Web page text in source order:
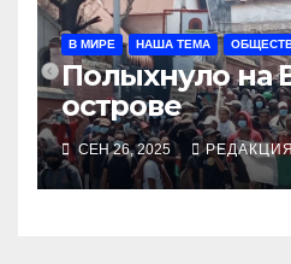
В МИРЕ НАША ТЕМА
Полыхнуло на
острове
СЕН 26, 2025 РЕДАКЦИЯ